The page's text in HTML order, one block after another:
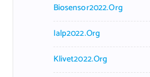
Biosensor2022.org
Ialp2022.org
Klivet2022.org